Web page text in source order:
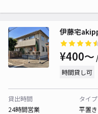
伊藤宅
¥400〜
時間貸し可
貸出時間
24時間営業
タイプ
平置き